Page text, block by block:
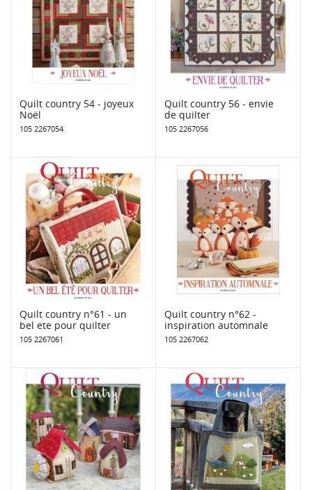
Quilt country 54 - joyeux
Noël
105 2267054
Quilt country 56 - envie
de quilter
105 2267056
Quilt country n°61 - un
bel ete pour quilter
105 2267061
Quilt country n°62 -
inspiration automnale
105 2267062